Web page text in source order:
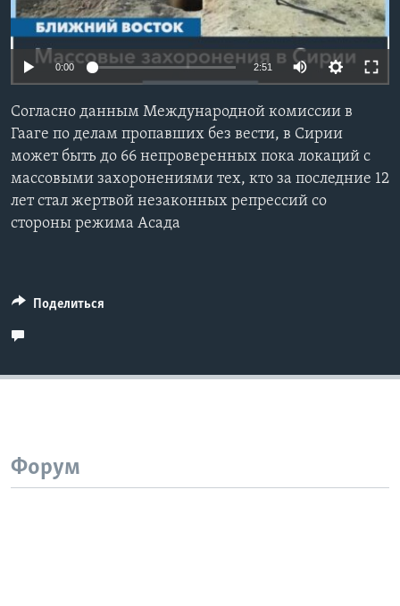
Learning English
Языки
0:00 2:51
Согласно данным Международной комиссии в
Гааге по делам пропавших без вести, в Сирии
может быть до 66 непроверенных пока локаций с
массовыми захоронениями тех, кто за последние 12
лет стал жертвой незаконных репрессий со
стороны режима Асада
Поделиться
Форум